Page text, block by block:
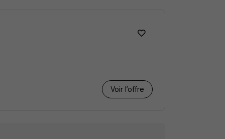
Voir l’offre